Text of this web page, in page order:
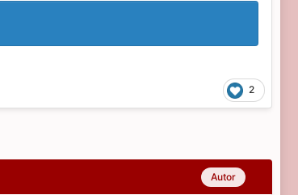
2
Autor